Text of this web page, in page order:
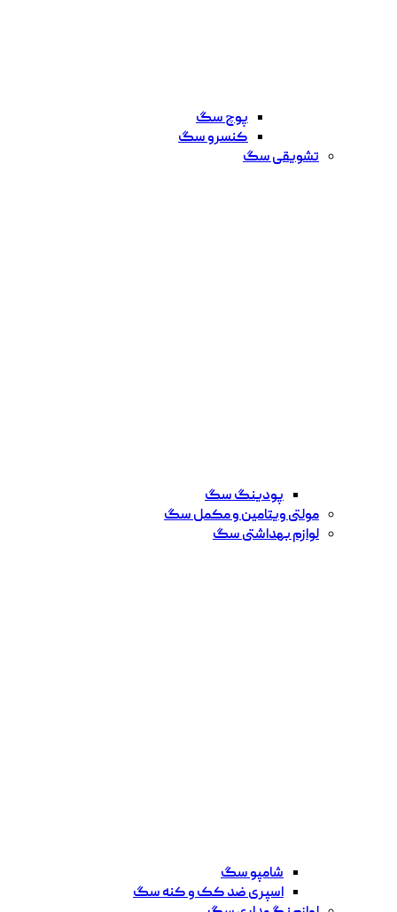
پوچ سگ
کنسرو سگ
تشویقی سگ
پودینگ سگ
مولتی ویتامین و مکمل سگ
لوازم بهداشتی سگ
شامپو سگ
اسپری ضد کک و کنه سگ